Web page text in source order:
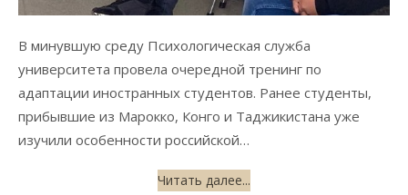
В минувшую среду Психологическая служба
университета провела очередной тренинг по
адаптации иностранных студентов. Ранее студенты,
прибывшие из Марокко, Конго и Таджикистана уже
изучили особенности российской…
Читать далее...